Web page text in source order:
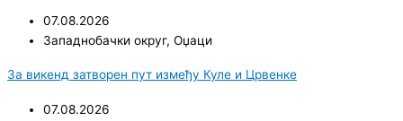
07.08.2026
Западнобачки округ, Оџаци
За викенд затворен пут између Куле и Црвенке
07.08.2026